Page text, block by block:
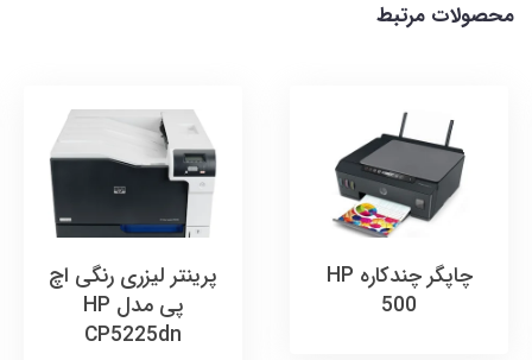
محصولات مرتبط
چاپگر چندکاره HP
500
پرینتر لیزری رنگی اچ
پی مدل HP
CP5225dn